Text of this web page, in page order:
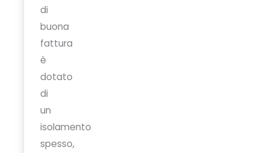
di
buona
fattura
è
dotato
di
un
isolamento
spesso,